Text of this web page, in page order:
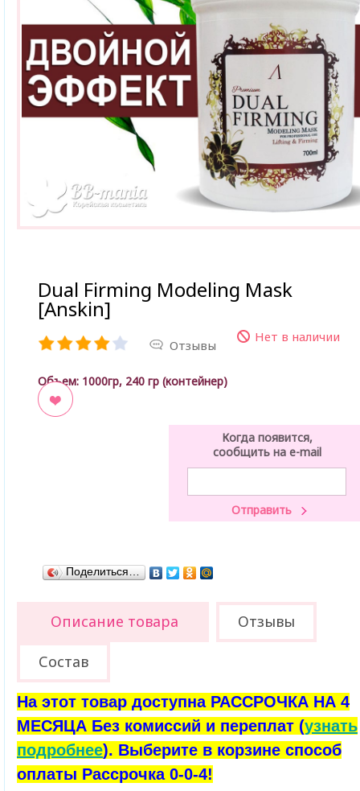
Dual Firming Modeling Mask
[Anskin]
Отзывы
Нет в наличии
Объем: 1000гр, 240 гр (контейнер)
Когда появится,
сообщить на e-mail
Поделиться…
Описание товара Отзывы
Состав
На этот товар доступна РАССРОЧКА НА 4
МЕСЯЦА Без комиссий и переплат (узнать
подробнее). Выберите в корзине способ
оплаты Рассрочка 0-0-4!